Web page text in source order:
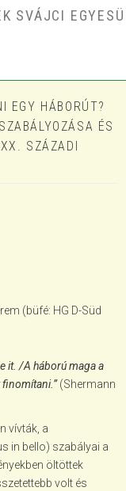
SVÁJCI
EGY HÁBORÚT?
ÉS
SZÁZADI
(büfé: HG D-Süd
it. /A háború maga a
finomítani.”(Shermann
vívták, a
in bello) szabályai a
öltöttek
volt és